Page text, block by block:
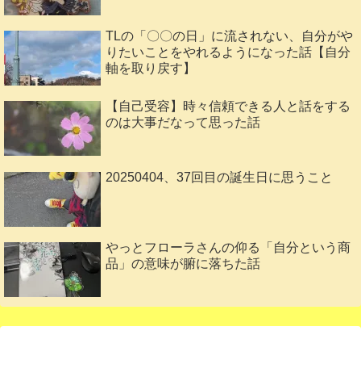
TLの「〇〇の日」に流されない、自分がや
りたいことをやれるようになった話【自分
軸を取り戻す】
【自己受容】時々信頼できる人と話をする
のは大事だなって思った話
20250404、37回目の誕生日に思うこと
やっとフローラさんの仰る「自分という商
品」の意味が腑に落ちた話